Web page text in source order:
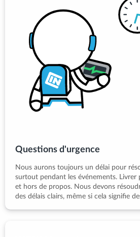
Questions d'urgence
Nous aurons toujours un délai pour
surtout pendant les événements.
et hors de propos. Nous devons
des délais clairs, même si cela signifie